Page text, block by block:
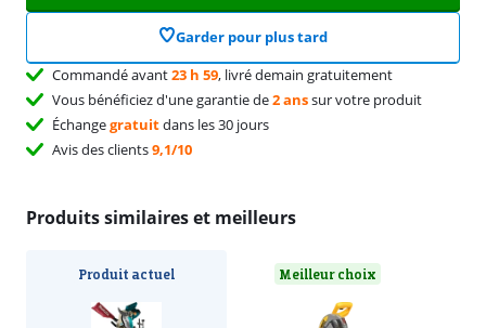
Garder pour plus tard
Commandé avant23 h 59, livré demain gratuitement
Vous bénéficiez d'une garantie de2 anssur votre produit
Échangegratuitdans les 30 jours
Avis des clients9,1/10
Produits similaires et meilleurs
Produit actuel Meilleur choix